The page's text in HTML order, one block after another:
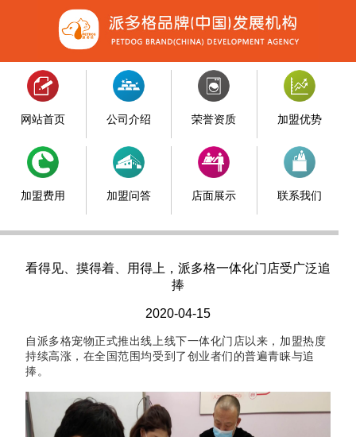
网站首页 公司介绍 荣誉资质 加盟优势
加盟费用 加盟问答 店面展示 联系我们
看得见、摸得着、用得上，派多格一体化门店受广泛追
捧
2020-04-15
自派多格宠物正式推出线上线下一体化门店以来，加盟热度
持续高涨，在全国范围均受到了创业者们的普遍青睐与追
捧。